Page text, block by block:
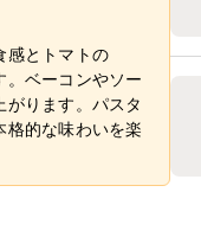
感とトマトの
。ベーコンやソー
ります。パスタ
格的な味わいを楽